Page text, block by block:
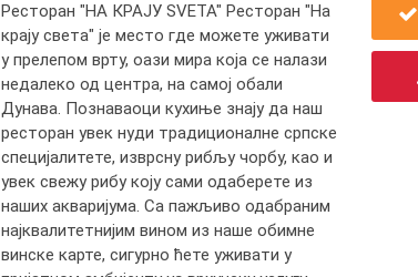
Ресторан "НА КРАЈУ SVETA" Ресторан "На
крају света" је место где можете уживати
у прелепом врту, оази мира која се налази
недалеко од центра, на самој обали
Дунава. Познаваоци кухиње знају да наш
ресторан увек нуди традиционалне српске
специјалитете, изврсну рибљу чорбу, као и
увек свежу рибу коју сами одаберете из
наших акваријума. Са пажљиво одабраним
најквалитетнијим вином из наше обимне
винске карте, сигурно ћете уживати у